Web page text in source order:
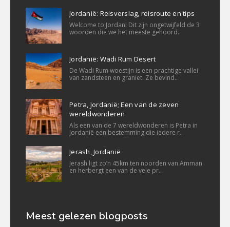
Jordanië: Reisverslag, reisroute en tips
Welcome to Jordan! Dit zijn ongetwijfeld de 3
woorden die we het meeste gehoord..
Jordanië: Wadi Rum Desert
De Wadi Rum woestijn is een prachtige vallei
van zandsteen en graniet. Ze bevind..
Petra, Jordanië; Een van de zeven
wereldwonderen
Als een van de 7 wereldwonderen is Petra in
Jordanië een bestemming die iedere r..
Jerash, Jordanië
Jerash ligt zo’n 45km ten noorden van Amman
en herbergt een van de vele pr..
Meest gelezen blogposts